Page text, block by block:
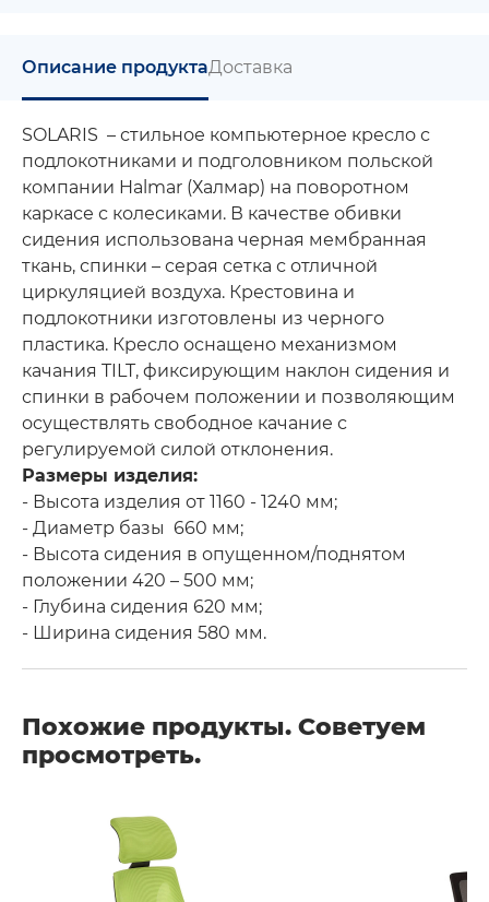
Описание продуктаДоставка
SOLARIS – стильное компьютерное кресло с
подлокотниками и подголовником польской
компании Halmar (Халмар) на поворотном
каркасе с колесиками. В качестве обивки
сидения использована черная мембранная
ткань, спинки – серая сетка с отличной
циркуляцией воздуха. Крестовина и
подлокотники изготовлены из черного
пластика. Кресло оснащено механизмом
качания TILT, фиксирующим наклон сидения и
спинки в рабочем положении и позволяющим
осуществлять свободное качание с
регулируемой силой отклонения.
Размеры изделия:
- Высота изделия от 1160 - 1240 мм;
- Диаметр базы 660 мм;
- Высота сидения в опущенном/поднятом
положении 420 – 500 мм;
- Глубина сидения 620 мм;
- Ширина сидения 580 мм.
Похожие продукты. Советуем
просмотреть.